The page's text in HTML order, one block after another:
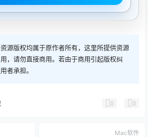
源版权均属于原作者所有，这里所提供资源
，请勿直接商用。若由于商用引起版权纠
者承担。
0 0
Mac软件